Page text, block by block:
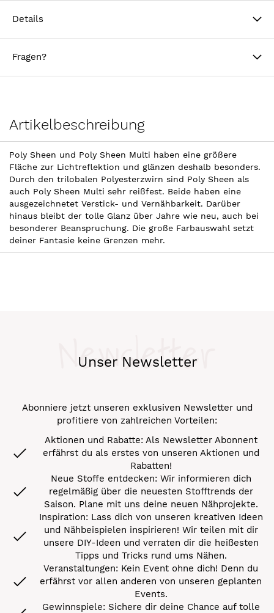
Details
Fragen?
Artikelbeschreibung
Poly Sheen und Poly Sheen Multi haben eine größere
Fläche zur Lichtreflektion und glänzen deshalb besonders.
Durch den trilobalen Polyesterzwirn sind Poly Sheen als
auch Poly Sheen Multi sehr reißfest. Beide haben eine
ausgezeichnetet Verstick- und Vernähbarkeit. Darüber
hinaus bleibt der tolle Glanz über Jahre wie neu, auch bei
besonderer Beanspruchung. Die große Farbauswahl setzt
deiner Fantasie keine Grenzen mehr.
Unser Newsletter
Newsletter
Abonniere jetzt unseren exklusiven Newsletter und
profitiere von zahlreichen Vorteilen:
Aktionen und Rabatte: Als Newsletter Abonnent
erfährst du als erstes von unseren Aktionen und
Rabatten!
Neue Stoffe entdecken: Wir informieren dich
regelmäßig über die neuesten Stofftrends der
Saison. Plane mit uns deine neuen Nähprojekte.
Inspiration: Lass dich von unseren kreativen Ideen
und Nähbeispielen inspirieren! Wir teilen mit dir
unsere DIY-Ideen und verraten dir die heißesten
Tipps und Tricks rund ums Nähen.
Veranstaltungen: Kein Event ohne dich! Denn du
erfährst vor allen anderen von unseren geplanten
Events.
Gewinnspiele: Sichere dir deine Chance auf tolle